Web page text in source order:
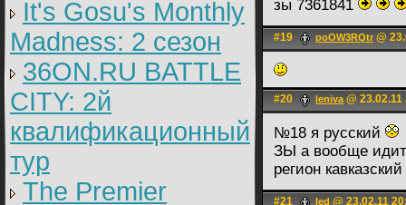
It's Gosu's Monthly
Madness: 2 сезон
36ON.RU BATTLE
CITY: 2й
квалификационный
тур
The Premier
зы 7361841
#19 poOW3RQtr @
#20 leniva@ 23.02.11
№18 я русский
ЗЫ а вообще
регион
#21 led @ 23.02.11